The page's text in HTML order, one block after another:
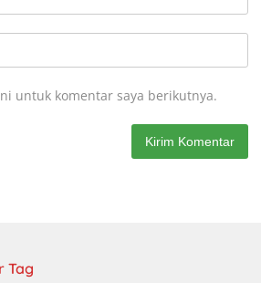
untuk komentar saya berikutnya.
Tag